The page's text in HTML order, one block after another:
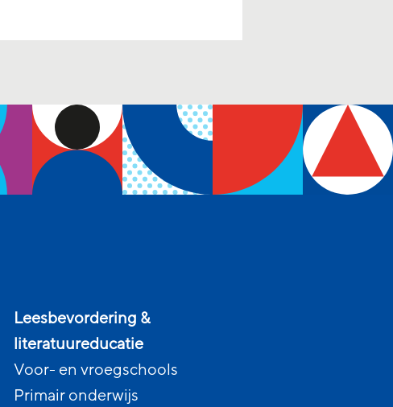
Leesbevordering &
literatuureducatie
Voor- en vroegschools
Primair onderwijs